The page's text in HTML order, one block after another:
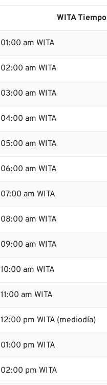
WITA Tiempo
01:00 am WITA
02:00 am WITA
03:00 am WITA
04:00 am WITA
05:00 am WITA
06:00 am WITA
07:00 am WITA
08:00 am WITA
09:00 am WITA
10:00 am WITA
11:00 am WITA
12:00 pm WITA (mediodía)
01:00 pm WITA
02:00 pm WITA